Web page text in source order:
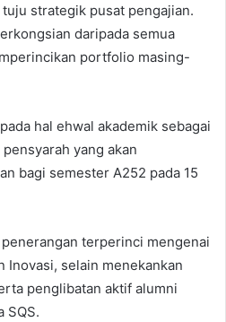
strategik pusat pengajian.
daripada semua
portfolio masing-
hal ehwal akademik sebagai
yang akan
bagi semester A252 pada 15
terperinci mengenai
selain menekankan
penglibatan aktif alumni
SQS.